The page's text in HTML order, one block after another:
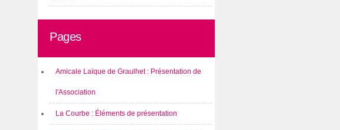
Pages
Amicale Laïque de Graulhet : Présentation de
l'Association
La Courbe : Éléments de présentation